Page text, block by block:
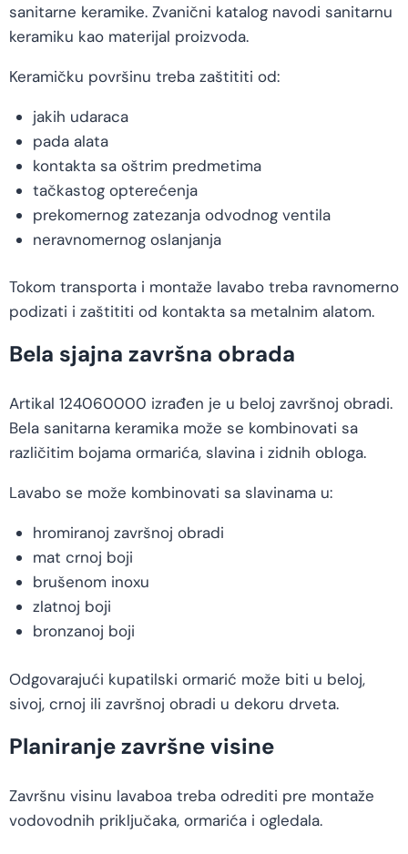
sanitarne keramike. Zvanični katalog navodi sanitarnu
keramiku kao materijal proizvoda.
Keramičku površinu treba zaštititi od:
jakih udaraca
pada alata
kontakta sa oštrim predmetima
tačkastog opterećenja
prekomernog zatezanja odvodnog ventila
neravnomernog oslanjanja
Tokom transporta i montaže lavabo treba ravnomerno
podizati i zaštititi od kontakta sa metalnim alatom.
Bela sjajna završna obrada
Artikal 124060000 izrađen je u beloj završnoj obradi.
Bela sanitarna keramika može se kombinovati sa
različitim bojama ormarića, slavina i zidnih obloga.
Lavabo se može kombinovati sa slavinama u:
hromiranoj završnoj obradi
mat crnoj boji
brušenom inoxu
zlatnoj boji
bronzanoj boji
Odgovarajući kupatilski ormarić može biti u beloj,
sivoj, crnoj ili završnoj obradi u dekoru drveta.
Planiranje završne visine
Završnu visinu lavaboa treba odrediti pre montaže
vodovodnih priključaka, ormarića i ogledala.